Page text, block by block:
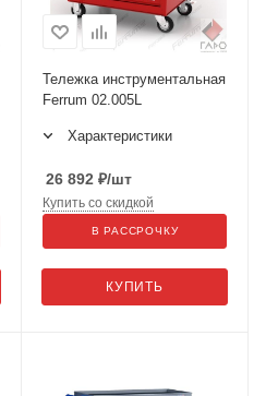
Тележка инструментальная
Ferrum 02.005L
Характеристики
26 892 ₽/шт
КУПИТЬ
Купить со скидкой
В РАССРОЧКУ